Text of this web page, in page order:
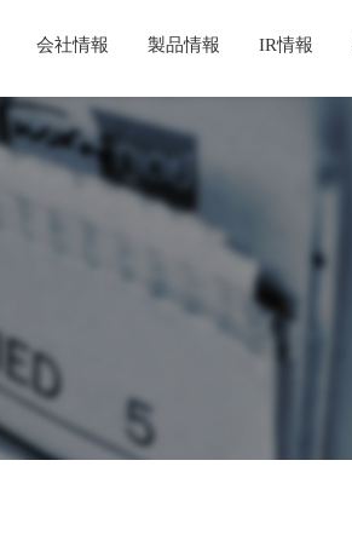
会社情報
TKSの歩み
環境への取り組み
製品情報
自動化・省力化機器/システム
IR情報
株主総会(招集通知・決議通知
電子公告
先輩社員の声